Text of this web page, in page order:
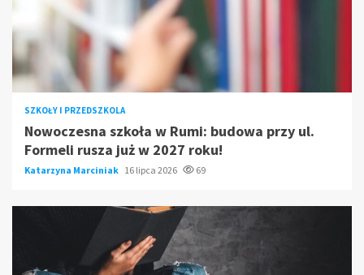
SZKOŁY I PRZEDSZKOLA
Nowoczesna szkoła w Rumi: budowa przy ul.
Formeli rusza już w 2027 roku!
Katarzyna Marciniak 16 lipca 2026 69